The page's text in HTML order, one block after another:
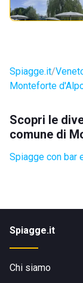
Spiagge.it
Monteforte
Scopri le
comune di
Spiagge con bar
Spiagge.it
Chi siamo